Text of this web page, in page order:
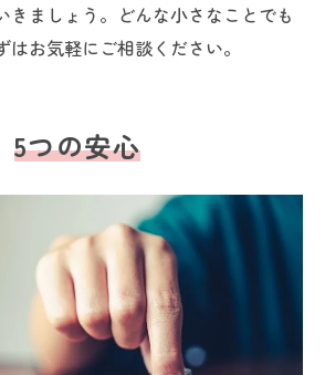
きましょう。どんな小さなことでも
お気軽にご相談ください。
5つの安心